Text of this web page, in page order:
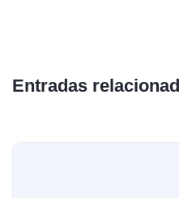
Entradas